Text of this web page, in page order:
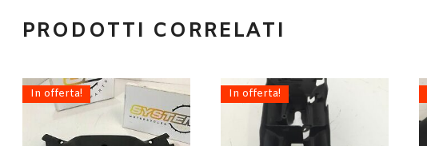
PRODOTTI CORRELATI
In offerta! In offerta!